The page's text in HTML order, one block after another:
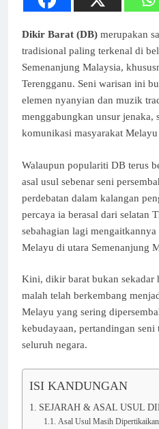
Dikir Barat (DB) merupakan
tradisional paling terkenal di
Semenanjung Malaysia,
Terengganu. Seni warisan ini
elemen nyanyian dan muzik
menggabungkan unsur jenaka,
komunikasi masyarakat Melayu
Walaupun populariti DB terus
asal usul sebenar seni
perdebatan dalam kalangan
percaya ia berasal dari selatan
sebahagian lagi
Melayu di utara Semenanjung
Kini, dikir barat bukan sekadar
malah telah berkembang
Melayu yang sering
kebudayaan, pertandingan
seluruh negara.
ISI KANDUNGAN
SEJARAH & ASAL USUL
Asal Usul Masih Dipertikaikan